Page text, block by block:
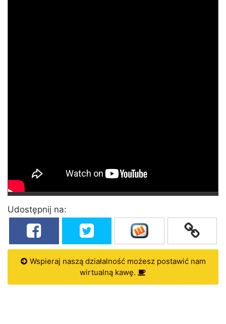
Udostępnij na:
Wspieraj naszą działalność możesz postawić nam
wirtualną kawę.